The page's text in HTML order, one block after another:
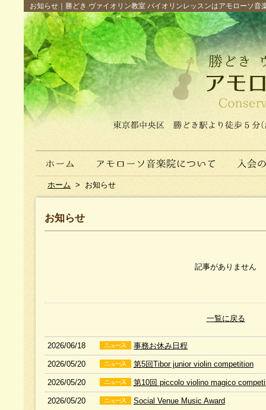
お知らせ｜勝どき ヴァイオリン教室 バイオリンレッスンはアモローソ
ホーム > お知らせ
お知らせ
記事がありません
一覧に戻る
2026/06/18 事務お休み日程
2026/05/20 第5回Tibor junior violin competition
2026/05/20 第10回 piccolo violino magico
2026/05/20 Social Venue Music Award